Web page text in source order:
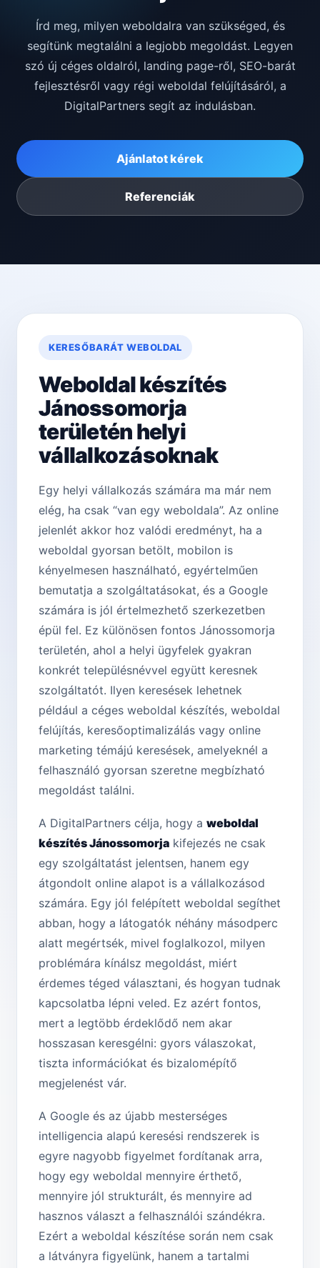
Írd meg, milyen weboldalra van szükséged, és
segítünk megtalálni a legjobb megoldást. Legyen
szó új céges oldalról, landing page-ről, SEO-barát
fejlesztésről vagy régi weboldal felújításáról, a
DigitalPartners segít az indulásban.
Ajánlatot kérek
Referenciák
KERESŐBARÁT WEBOLDAL
Weboldal készítés
Jánossomorja
területén helyi
vállalkozásoknak
Egy helyi vállalkozás számára ma már nem
elég, ha csak “van egy weboldala”. Az online
jelenlét akkor hoz valódi eredményt, ha a
weboldal gyorsan betölt, mobilon is
kényelmesen használható, egyértelműen
bemutatja a szolgáltatásokat, és a Google
számára is jól értelmezhető szerkezetben
épül fel. Ez különösen fontos Jánossomorja
területén, ahol a helyi ügyfelek gyakran
konkrét településnévvel együtt keresnek
szolgáltatót. Ilyen keresések lehetnek
például a céges weboldal készítés, weboldal
felújítás, keresőoptimalizálás vagy online
marketing témájú keresések, amelyeknél a
felhasználó gyorsan szeretne megbízható
megoldást találni.
A DigitalPartners célja, hogy a weboldal
készítés Jánossomorja kifejezés ne csak
egy szolgáltatást jelentsen, hanem egy
átgondolt online alapot is a vállalkozásod
számára. Egy jól felépített weboldal segíthet
abban, hogy a látogatók néhány másodperc
alatt megértsék, mivel foglalkozol, milyen
problémára kínálsz megoldást, miért
érdemes téged választani, és hogyan tudnak
kapcsolatba lépni veled. Ez azért fontos,
mert a legtöbb érdeklődő nem akar
hosszasan keresgélni: gyors válaszokat,
tiszta információkat és bizalomépítő
megjelenést vár.
A Google és az újabb mesterséges
intelligencia alapú keresési rendszerek is
egyre nagyobb figyelmet fordítanak arra,
hogy egy weboldal mennyire érthető,
mennyire jól strukturált, és mennyire ad
hasznos választ a felhasználói szándékra.
Ezért a weboldal készítése során nem csak
a látványra figyelünk, hanem a tartalmi